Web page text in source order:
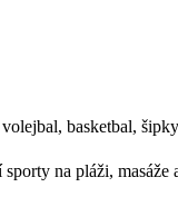
basketbal,
na pláži, masáže